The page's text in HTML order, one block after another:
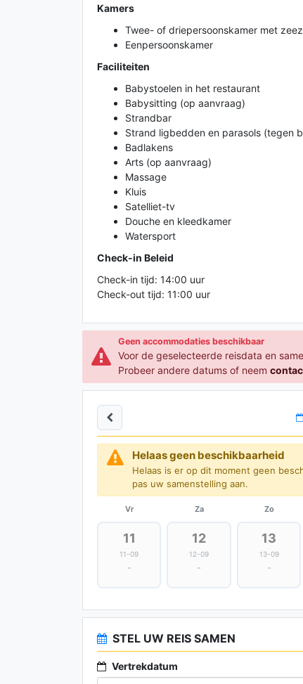
Kamers
Twee- of driepersoonskamer met
Eenpersoonskamer
Faciliteiten
Babystoelen in het restaurant
Babysitting (op aanvraag)
Strandbar
Strand ligbedden en parasols (tegen
Badlakens
Arts (op aanvraag)
Massage
Kluis
Satelliet-tv
Douche en kleedkamer
Watersport
Check-in Beleid
Check-in tijd: 14:00 uur
Check-out tijd: 11:00 uur
Geen accommodaties beschikbaar
Voor de geselecteerde reisdata en
Probeer andere datums of neem
Helaas geen beschikbaarheid
Helaas is er op dit moment geen
pas uw samenstelling aan.
Vr Za Zo
11
11-09
-
12
12-09
-
13
13-09
-
STEL UW REIS SAMEN
Vertrekdatum